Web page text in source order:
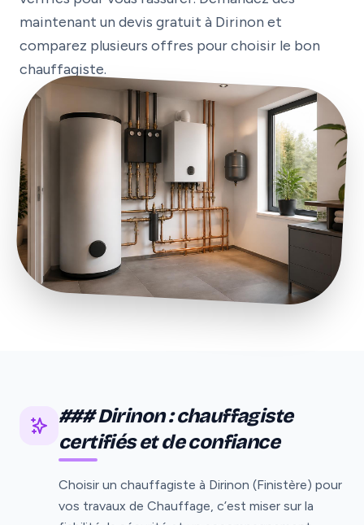
maintenant un devis gratuit à Dirinon et
comparez plusieurs offres pour choisir le bon
chauffagiste.
### Dirinon : chauffagiste
certifiés et de confiance
Choisir un chauffagiste à Dirinon (Finistère) pour
vos travaux de Chauffage, c’est miser sur la